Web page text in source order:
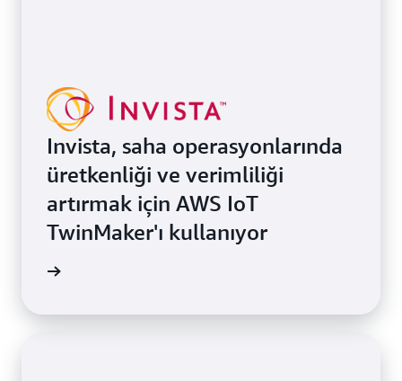
Invista, saha operasyonlarında
üretkenliği ve verimliliği
artırmak için AWS IoT
TwinMaker'ı kullanıyor